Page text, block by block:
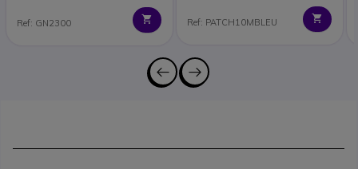
Ref: GN2300 Ref: PATCH10MBLEU